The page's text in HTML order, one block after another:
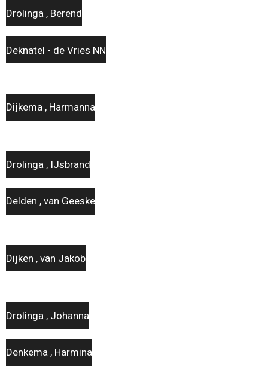
Drolinga , Berend
Deknatel - de Vries NN
Dijkema , Harmanna
Drolinga , IJsbrand
Delden , van Geeske
Dijken , van Jakob
Drolinga , Johanna
Denkema , Harmina